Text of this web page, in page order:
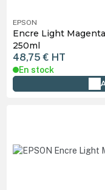
EPSON
Encre Light
250ml
48,75 € HT
En stock